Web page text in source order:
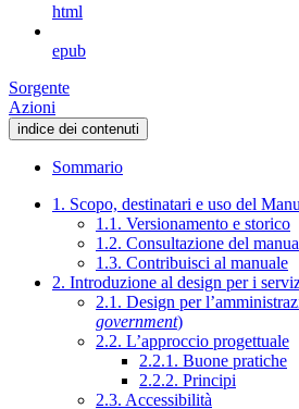
html
epub
Sorgente
Azioni
indice dei contenuti
Sommario
1. Scopo, destinatari e uso del
1.1. Versionamento e storico
1.2. Consultazione del
1.3. Contribuisci al manuale
2. Introduzione al design per i
2.1. Design per
government)
2.2. L’approccio progettuale
2.2.1. Buone pratiche
2.2.2. Principi
2.3. Accessibilità